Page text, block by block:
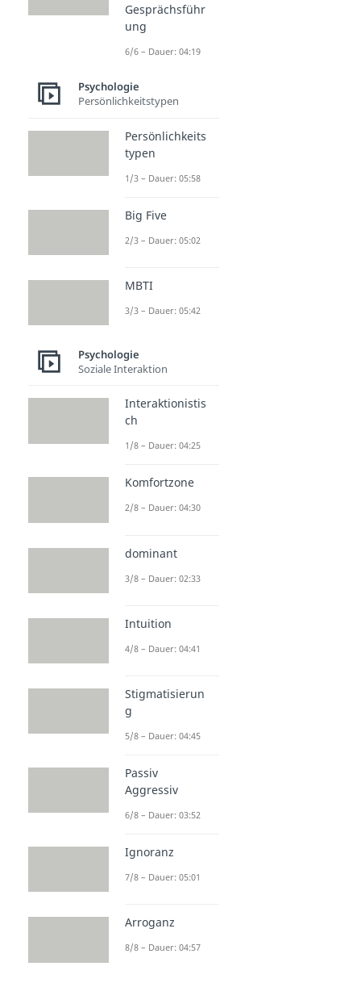
Gesprächsführ
ung
6/6 – Dauer: 04:19
Psychologie
Persönlichkeitstypen
Persönlichkeits
typen
1/3 – Dauer: 05:58
Big Five
2/3 – Dauer: 05:02
MBTI
3/3 – Dauer: 05:42
Psychologie
Soziale Interaktion
Interaktionistis
ch
1/8 – Dauer: 04:25
Komfortzone
2/8 – Dauer: 04:30
dominant
3/8 – Dauer: 02:33
Intuition
4/8 – Dauer: 04:41
Stigmatisierun
g
5/8 – Dauer: 04:45
Passiv
Aggressiv
6/8 – Dauer: 03:52
Ignoranz
7/8 – Dauer: 05:01
Arroganz
8/8 – Dauer: 04:57